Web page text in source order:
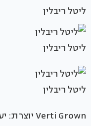
ליטל ריבלין
ליטל ריבלין
ליטל ריבלין
Verti Grown יוצרת: יעל מרום